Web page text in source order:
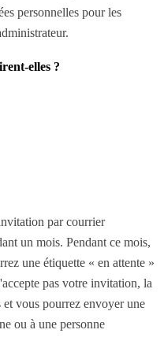
personnelles pour les
elles ?
par courrier
un mois. Pendant ce mois,
une étiquette « en attente »
pas votre invitation, la
vous pourrez envoyer une
ou à une personne